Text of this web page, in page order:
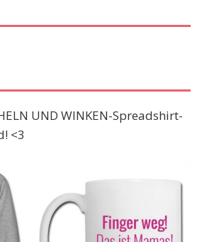
UND WINKEN-Spreadshirt-
<3